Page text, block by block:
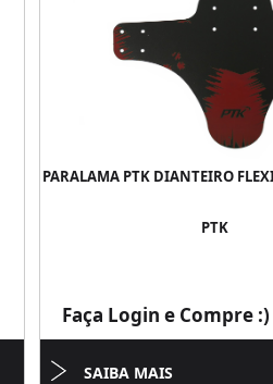
PARALAMA PTK DIANTEIRO
PTK
Faça Login e Compre :)
SAIBA MAIS